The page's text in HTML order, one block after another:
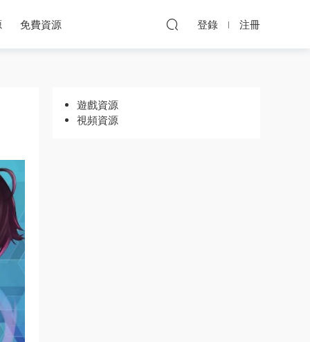
免費資源 登錄 注冊
遊戲資源
視頻資源